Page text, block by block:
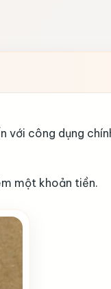
với công dụng
một khoản tiền.